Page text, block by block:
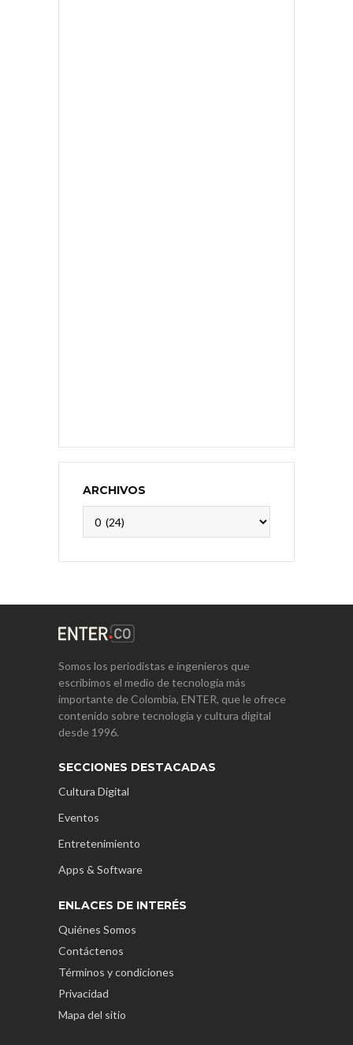
ARCHIVOS
Somos los periodistas e ingenieros que
escribimos el medio de tecnología más
importante de Colombia, ENTER, que le ofrece
contenido sobre tecnología y cultura digital
desde 1996.
SECCIONES DESTACADAS
Cultura Digital
Eventos
Entretenimiento
Apps & Software
ENLACES DE INTERÉS
Quiénes Somos
Contáctenos
Términos y condiciones
Privacidad
Mapa del sitio